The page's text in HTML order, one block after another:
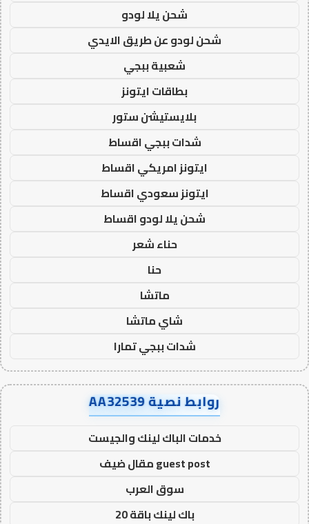
شحن يلا لودو
شحن لودو عن طريق الايدي
شعبية ببجي
بطاقات ايتونز
بلايستيشن ستور
شدات ببجي اقساط
ايتونز امريكي اقساط
ايتونز سعودي اقساط
شحن يلا لودو اقساط
حناء شعر
حنا
ماتشا
شاي ماتشا
شدات ببجي تمارا
روابط نصية AA32539
خدمات الباك لينك والجيست
guest post مقال ضيف
سوق العرب
باك لينك باقة 20